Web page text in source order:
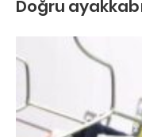
Doğru